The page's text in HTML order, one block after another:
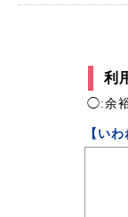
利
◯:余
【い